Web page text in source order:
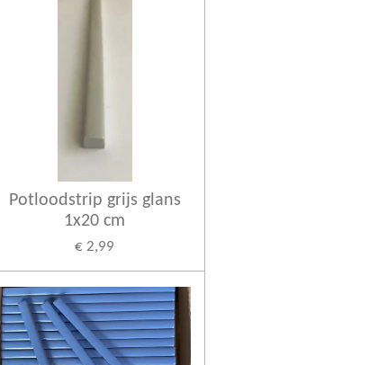
Potloodstrip grijs glans
1x20 cm
€ 2,99